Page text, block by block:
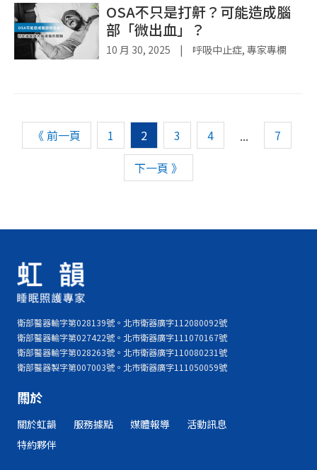
OSA不只是打鼾？可能造成腦
部「微出血」？
10 月 30, 2025 | 呼吸中止症, 專家專欄
《 前一頁 1 2 3 4 ...
7
下一頁 》
衛部醫器輸字第028139號。北市衛器廣字112080092號
衛部醫器輸字第027422號。北市衛器廣字111070167號
衛部醫器輸字第028263號。北市衛器廣字110080231號
衛部醫器製字第007003號。北市衛器廣字111050059號
關於
關於虹韻 服務據點 媒體報導
活動訊息
特約夥伴